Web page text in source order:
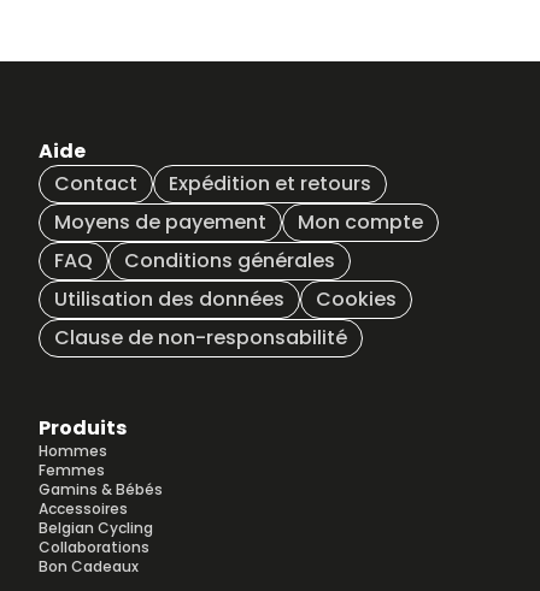
Aide
Contact
Expédition et retours
Moyens de payement
Mon compte
FAQ
Conditions générales
Utilisation des données
Cookies
Clause de non-responsabilité
Produits
Hommes
Femmes
Gamins & Bébés
Accessoires
Belgian Cycling
Collaborations
Bon Cadeaux